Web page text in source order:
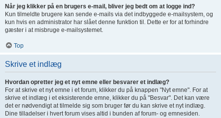
Når jeg klikker på en brugers e-mail, bliver jeg bedt om at logge ind?
Kun tilmeldte brugere kan sende e-mails via det indbyggede e-mailsystem, og
kun hvis en administrator har slået denne funktion til. Dette er for at forhindre
gæster i at misbruge e-mailsystemet.
Top
Skrive et indlæg
Hvordan opretter jeg et nyt emne eller besvarer et indlæg?
For at skrive et nyt emne i et forum, klikker du på knappen "Nyt emne". For at
skrive et indlæg i et eksisterende emne, klikker du på "Besvar". Det kan være
det er nødvendigt at tilmelde sig som bruger før du kan skrive et nyt indlæg.
Dine tilladelser i hvert forum vises altid i bunden af forum- og emnesiden.